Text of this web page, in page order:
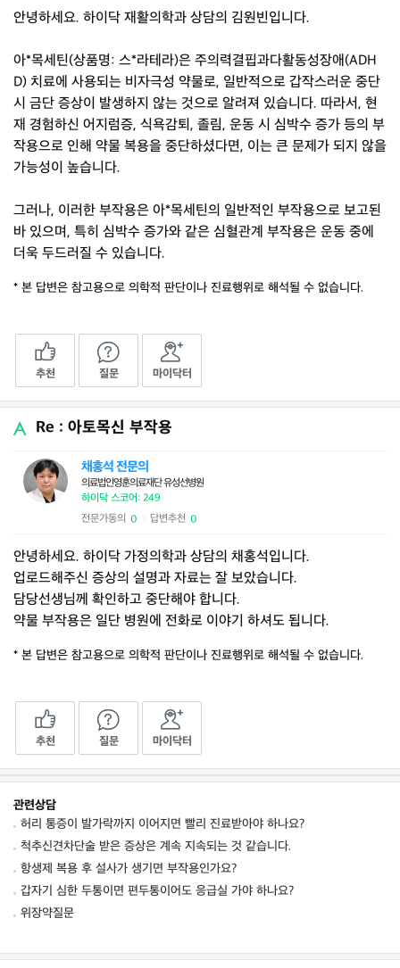
안녕하세요. 하이닥 재활의학과 상담의 김원빈입니다.
아*목세틴(상품명: 스*라테라)은 주의력결핍과다활동성장애(ADH
D) 치료에 사용되는 비자극성 약물로, 일반적으로 갑작스러운 중단
시 금단 증상이 발생하지 않는 것으로 알려져 있습니다. 따라서, 현
재 경험하신 어지럼증, 식욕감퇴, 졸림, 운동 시 심박수 증가 등의 부
작용으로 인해 약물 복용을 중단하셨다면, 이는 큰 문제가 되지 않을
가능성이 높습니다.
그러나, 이러한 부작용은 아*목세틴의 일반적인 부작용으로 보고된
바 있으며, 특히 심박수 증가와 같은 심혈관계 부작용은 운동 중에
더욱 두드러질 수 있습니다.
* 본 답변은 참고용으로 의학적 판단이나 진료행위로 해석될 수 없습니다.
추천 질문 마이닥터
Re : 아토목신 부작용
채홍석 전문의
의료법인영훈의료재단 유성선병원
하이닥 스코어: 249
전문가동의 0 답변추천 0
안녕하세요. 하이닥 가정의학과 상담의 채홍석입니다.
업로드해주신 증상의 설명과 자료는 잘 보았습니다.
담당선생님께 확인하고 중단해야 합니다.
약물 부작용은 일단 병원에 전화로 이야기 하셔도 됩니다.
* 본 답변은 참고용으로 의학적 판단이나 진료행위로 해석될 수 없습니다.
추천 질문 마이닥터
관련상담
허리 통증이 발가락까지 이어지면 빨리 진료받아야 하나요?
척추신견차단술 받은 증상은 계속 지속되는 것 같습니다.
항생제 복용 후 설사가 생기면 부작용인가요?
갑자기 심한 두통이면 편두통이어도 응급실 가야 하나요?
위장약질문